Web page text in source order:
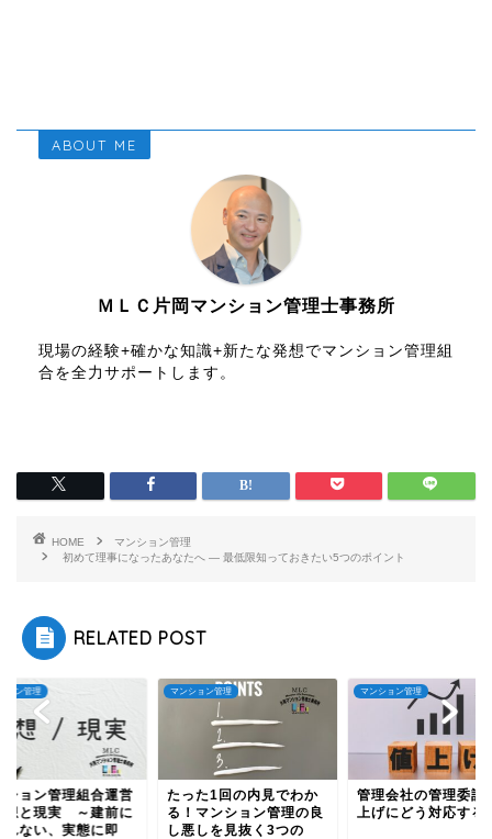
ABOUT ME
ＭＬＣ片岡マンション管理士事務所
現場の経験+確かな知識+新たな発想でマンション管理組
合を全力サポートします。
HOME
マンション管理
初めて理事になったあなたへ ― 最低限知っておきたい5つのポイント
RELATED POST
マンション管理
たった1回の内見でわか
る！マンション管理の良
し悪しを見抜く3つの
マンション管理
管理会社の管理委託費値
上げにどう対応するか？
マンション管理
マンション
の理想と現